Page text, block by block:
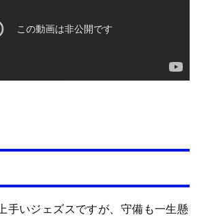
手いジェズスですが、守備も一生懸